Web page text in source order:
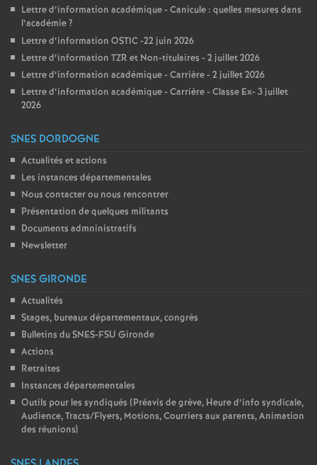
Lettre d’information académique - Canicule : quelles mesures dans
l’académie?
Lettre d’information OSTIC -22 juin 2026
Lettre d’information TZR et Non-titulaires - 2 juillet 2026
Lettre d’information académique - Carrière - 2 juillet 2026
Lettre d’information académique - Carrière - Classe Ex- 3 juillet
2026
SNES DORDOGNE
Actualités et actions
Les instances départementales
Nous contacter ou nous rencontrer
Présentation de quelques militants
Documents admninistratifs
Newsletter
SNES GIRONDE
Actualités
Stages, bureaux départementaux, congrès
Bulletins du SNES-FSU Gironde
Actions
Retraites
Instances départementales
Outils pour les syndiqués (Préavis de grève, Heure d’info syndicale,
Audience, Tracts/Flyers, Motions, Courriers aux parents, Animation
des réunions)